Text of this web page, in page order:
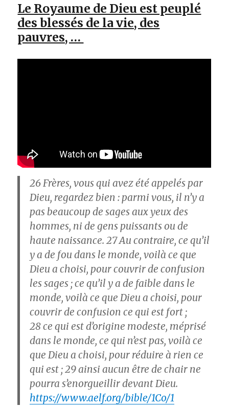
Le Royaume de Dieu est peuplé
des blessés de la vie, des
pauvres, …
26Frères, vous qui avez été appelés par
Dieu, regardez bien : parmi vous, il n’y a
pas beaucoup de sages aux yeux des
hommes, ni de gens puissants ou de
haute naissance.27Au contraire, ce qu’il
y a de fou dans le monde, voilà ce que
Dieu a choisi, pour couvrir de confusion
les sages ; ce qu’il y a de faible dans le
monde, voilà ce que Dieu a choisi, pour
couvrir de confusion ce qui est fort ;
28ce qui est d’origine modeste, méprisé
dans le monde, ce qui n’est pas, voilà ce
que Dieu a choisi, pour réduire à rien ce
qui est ;29ainsi aucun être de chair ne
pourra s’enorgueillir devant Dieu.
https://www.aelf.org/bible/1Co/1